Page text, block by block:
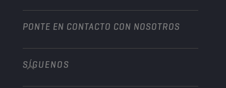
PONTE EN CONTACTO CON NOSOTROS
info@championlubes.com
SÍGUENOS